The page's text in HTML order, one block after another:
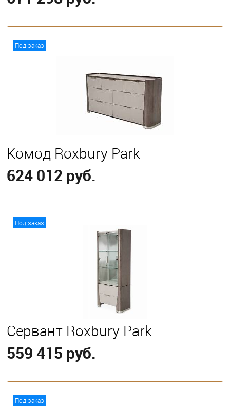
Под заказ
Комод Roxbury Park
624 012 руб.
Под заказ
Сервант Roxbury Park
559 415 руб.
Под заказ